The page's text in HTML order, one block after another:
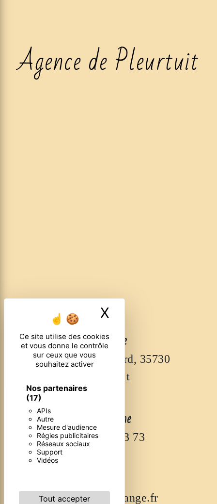
Ce site utilise des cookies
et vous donne le contrôle
sur ceux que vous
souhaitez activer
Nos partenaires
(17)
APIs
Autre
Mesure d'audience
Régies publicitaires
Réseaux sociaux
Support
Vidéos
Tout accepter
X
Agence de Pleurtuit
Adresse
45 Rue de Dinard, 35730
Pleurtuit
Téléphone
02 23 18 83 73
pf-larvor@orange.fr